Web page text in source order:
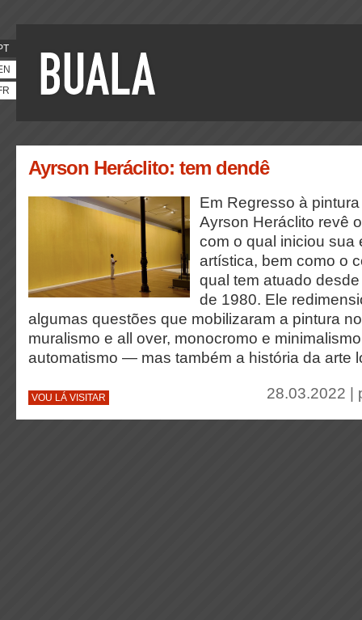
Ayrson Heráclito: tem dendê
Em Regresso à
Ayrson Heráclito revê
com o qual iniciou sua
artística, bem como o
qual tem atuado
de 1980. Ele
algumas questões que mobilizaram a pintura
muralismo e all over, monocromo e
automatismo — mas também a história da arte
VOU LÁ VISITAR 28.03.2022 |